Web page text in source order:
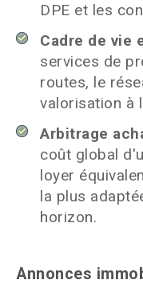
DPE et les
Cadre de vie
services de
routes, le
valorisation à
Arbitrage
coût global
loyer
la plus
horizon.
Annonces